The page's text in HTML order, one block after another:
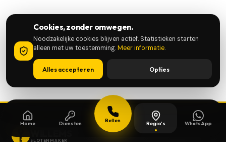
Home Diensten Bellen Regio's WhatsApp
SLOTENMAKER
Cookies, zonder omwegen.
Noodzakelijke cookies blijven actief. Statistieken starten
alleen met uw toestemming.Meer informatie.
Alles accepteren Opties